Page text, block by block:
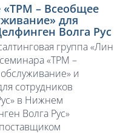
«ТРМ – Всеобщее
для
Волга Рус
группа «Лин
«ТРМ –
и
сотрудников
в Нижнем
Волга Рус»